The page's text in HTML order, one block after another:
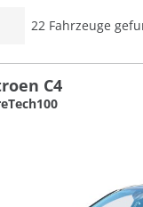
22 Fahrzeuge
C4